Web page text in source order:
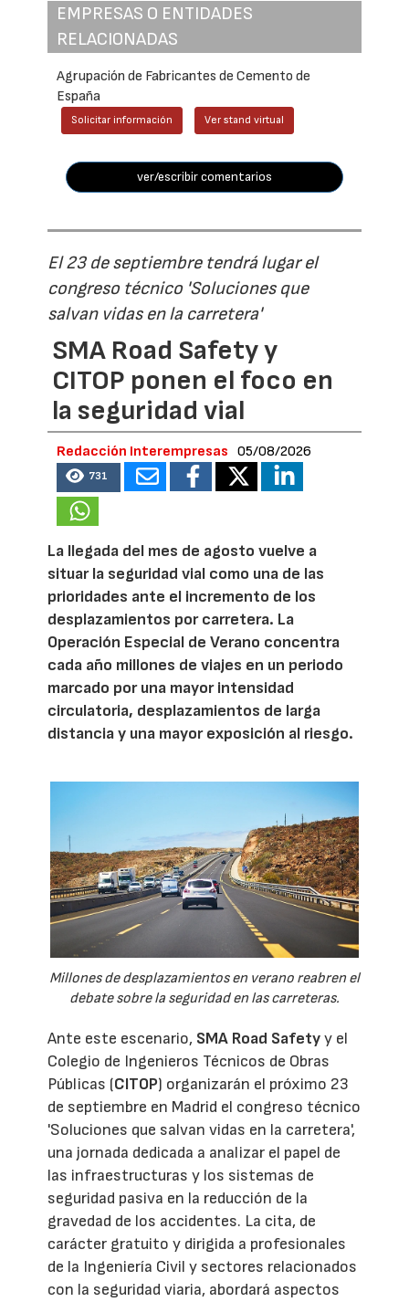
EMPRESAS O ENTIDADES
RELACIONADAS
Agrupación de Fabricantes de Cemento de
España
Solicitar información Ver stand virtual
ver/escribir comentarios
El 23 de septiembre tendrá lugar el
congreso técnico 'Soluciones que
salvan vidas en la carretera'
SMA Road Safety y
CITOP ponen el foco en
la seguridad vial
Redacción Interempresas 05/08/2026
731
La llegada del mes de agosto vuelve a
situar la seguridad vial como una de las
prioridades ante el incremento de los
desplazamientos por carretera. La
Operación Especial de Verano concentra
cada año millones de viajes en un periodo
marcado por una mayor intensidad
circulatoria, desplazamientos de larga
distancia y una mayor exposición al riesgo.
Millones de desplazamientos en verano reabren el
debate sobre la seguridad en las carreteras.
Ante este escenario, SMA Road Safetyy el
Colegio de Ingenieros Técnicos de Obras
Públicas (CITOP) organizarán el próximo 23
de septiembre en Madrid el congreso técnico
'Soluciones que salvan vidas en la carretera',
una jornada dedicada a analizar el papel de
las infraestructuras y los sistemas de
seguridad pasiva en la reducción de la
gravedad de los accidentes. La cita, de
carácter gratuito y dirigida a profesionales
de la Ingeniería Civil y sectores relacionados
con la seguridad viaria, abordará aspectos